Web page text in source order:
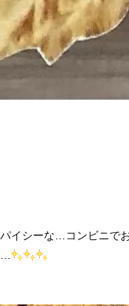
イシーな…コンビニで